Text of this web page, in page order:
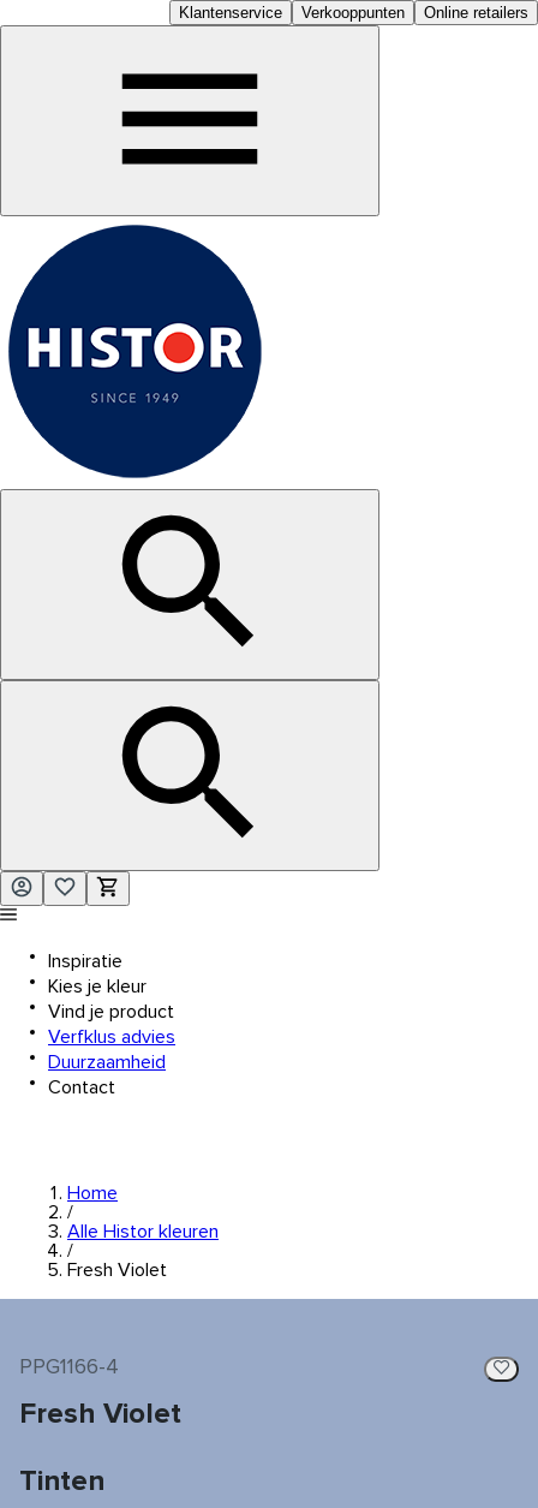
Klantenservice Verkooppunten Online retailers
Inspiratie
Kies je kleur
Vind je product
Verfklus advies
Duurzaamheid
Contact
Home
/
Alle Histor kleuren
/
Fresh Violet
PPG1166-4
Fresh Violet
Tinten